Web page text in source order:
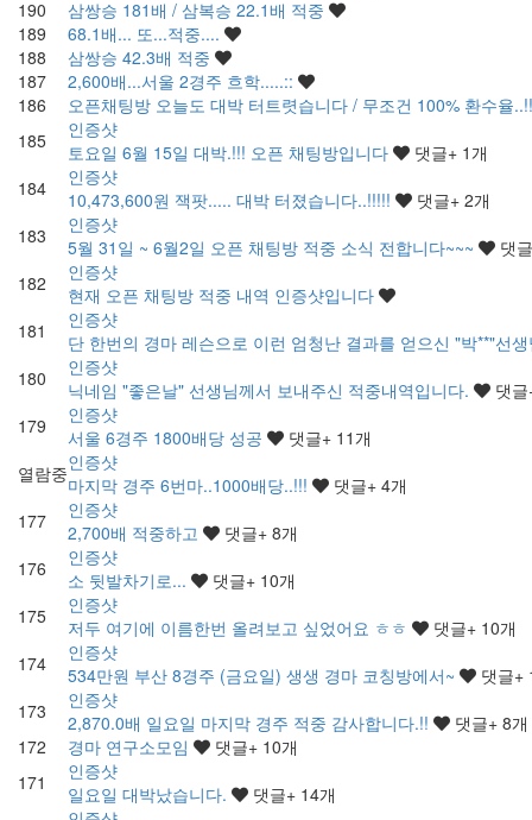
190
삼쌍승 181배 / 삼복승 22.1배 적중
189
68.1배... 또...적중....
188
삼쌍승 42.3배 적중
187
2,600배...서울 2경주 흐학.....::
186
오픈채팅방 오늘도 대박 터트렷습니다 / 무조건 100% 환수율
185
인증샷
토요일 6월 15일 대박.!!! 오픈 채팅방입니다
댓글+ 1개
184
인증샷
10,473,600원 잭팟..... 대박 터졌습니다..!!!!!
댓글+ 2개
183
인증샷
5월 31일 ~ 6월2일 오픈 채팅방 적중 소식 전합니다~~~
댓글
182
인증샷
현재 오픈 채팅방 적중 내역 인증샷입니다
181
인증샷
단 한번의 경마 레슨으로 이런 엄청난 결과를 얻으신 "박**"선
180
인증샷
닉네임 "좋은날" 선생님께서 보내주신 적중내역입니다.
댓글
179
인증샷
서울 6경주 1800배당 성공
댓글+ 11개
열람중인증샷
마지막 경주 6번마..1000배당..!!!
댓글+ 4개
177
인증샷
2,700배 적중하고
댓글+ 8개
176
인증샷
소 뒷발차기로...
댓글+ 10개
175
인증샷
저두 여기에 이름한번 올려보고 싶었어요 ㅎㅎ
댓글+ 10개
174
인증샷
534만원 부산 8경주 (금요일) 생생 경마 코칭방에서~
댓글+
173
인증샷
2,870.0배 일요일 마지막 경주 적중 감사합니다.!!
댓글+ 8개
172
경마 연구소모임 댓글+ 10개
171
인증샷
일요일 대박났습니다.
댓글+ 14개